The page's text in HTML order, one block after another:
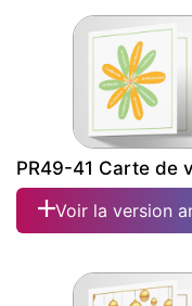
PR49-41 Carte de
Voir la version